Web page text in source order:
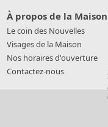
À propos de la
Le coin des Nouvelles
Visages de la Maison
Nos horaires d'ouverture
Contactez-nous